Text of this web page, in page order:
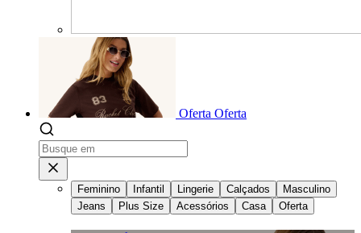
Oferta Oferta
Feminino Infantil Lingerie Calçados
Masculino
Jeans
Plus Size Acessórios Casa Oferta